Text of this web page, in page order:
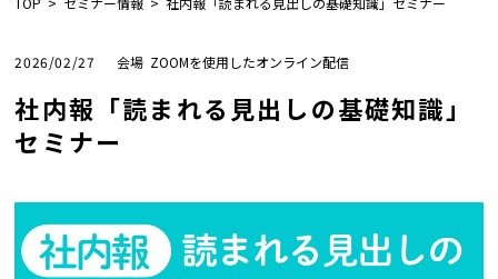
Web社内報
資料コーナー
動画コーナー
支援実績
2026/02/27 ZOOMを使用したオンライン配信
社内報「読まれる見出しの基礎知識」
セミナー